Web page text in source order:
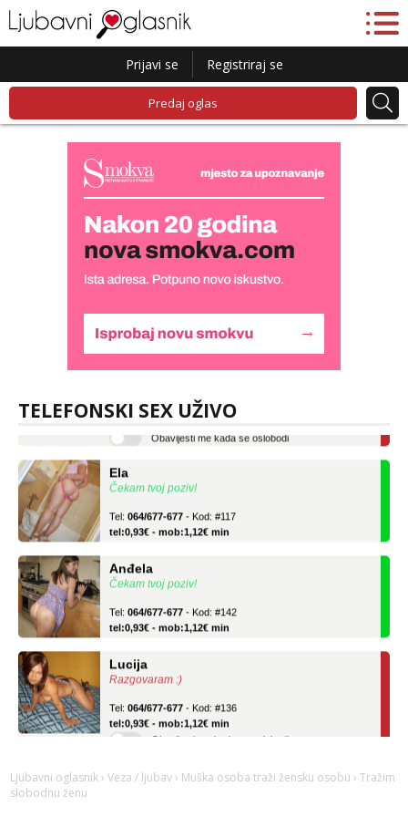
Prijavi se Registriraj se
Predaj oglas
TELEFONSKI SEX UŽIVO
tel:0,93€ - mob:1,12€ min
Čekam tvoj poziv!
tel:0,93€ - mob:1,12€ min
Čekam tvoj poziv!
tel:0,93€ - mob:1,12€ min
Razgovaram :)
tel:0,93€ - mob:1,12€ min
Obavijesti me kada se oslobodi
Čekam tvoj poziv!
Ljubavni oglasnik › Veza / ljubav › Muška osoba traži žensku osobu › Tražim
slobodnu ženu